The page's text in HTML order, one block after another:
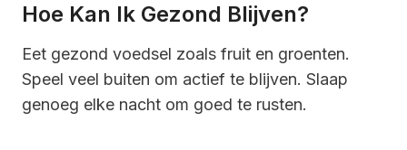
Hoe Kan Ik Gezond Blijven?
Eet gezond voedsel zoals fruit en groenten.
Speel veel buiten om actief te blijven. Slaap
genoeg elke nacht om goed te rusten.